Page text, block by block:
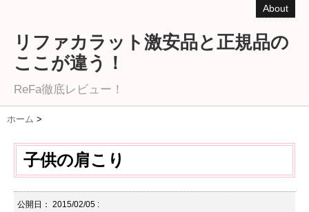
About
リファカラット激安品と正規品の
ここが違う！
ReFa徹底レビュー！
ホーム >
子供の肩こり
公開日： 2015/02/05 :